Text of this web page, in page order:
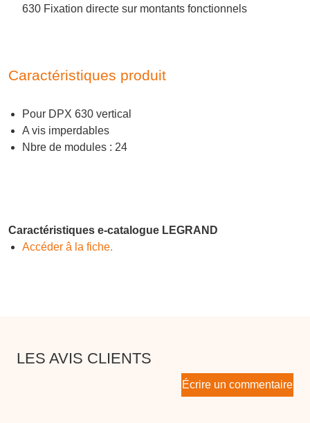
630 Fixation directe sur montants fonctionnels
Caractéristiques produit
Pour DPX 630 vertical
A vis imperdables
Nbre de modules : 24
Caractéristiques e-catalogue LEGRAND
Accéder â la fiche.
LES AVIS CLIENTS
Écrire un commentaire